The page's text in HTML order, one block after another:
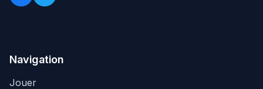
Navigation
Jouer